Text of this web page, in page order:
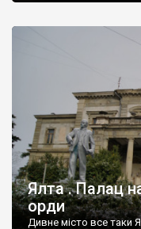
Ялта . Палац
орди
Дивне місто все таки